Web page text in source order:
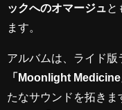
ックへのオマージュと
ます。
アルバムは、ライド版
「Moonlight Medicine
たなサウンドを拓きま